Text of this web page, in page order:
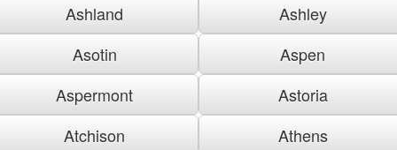
Ashland
Ashley
Asotin
Aspen
Aspermont
Astoria
Atchison
Athens